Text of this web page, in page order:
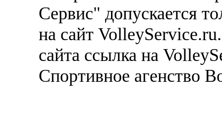
Сервис" допускается
на сайт
сайта ссылка на
Спортивное агенство